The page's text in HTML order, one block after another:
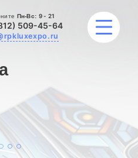
Пн-Вс: 9 - 21
509-45-64